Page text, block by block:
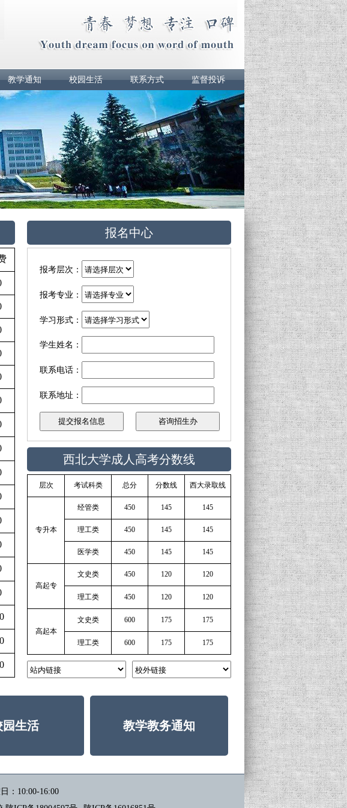
教学通知 校园生活 联系方式 监督投诉
报名中心
报考层次：
报考专业：
学习形式：
学生姓名：
联系电话：
联系地址：
西北大学成人高考分数线
层次 考试科类 总分 分数线 西大录取线
专升本
经管类 450 145 145
理工类 450 145 145
医学类 450 145 145
高起专
文史类 450 120 120
理工类 450 120 120
高起本
文史类 600 175 175
理工类 600 175 175
园生活 教学教务通知
：10:00-16:00